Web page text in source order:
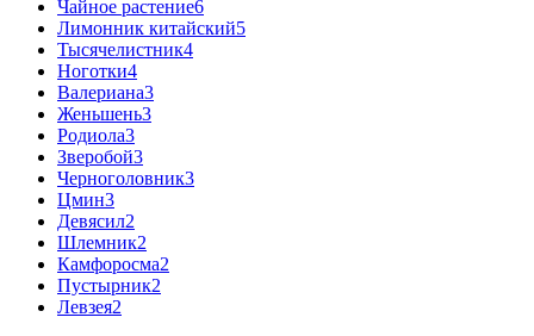
Чайное растение6
Лимонник китайский5
Тысячелистник4
Ноготки4
Валериана3
Женьшень3
Родиола3
Зверобой3
Черноголовник3
Цмин3
Девясил2
Шлемник2
Камфоросма2
Пустырник2
Левзея2